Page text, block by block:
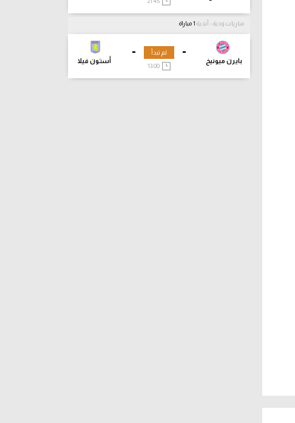
مباريات ودية - أندية
-
بايرن ميونيخ
-
أستون فيلا
لم تبدأ